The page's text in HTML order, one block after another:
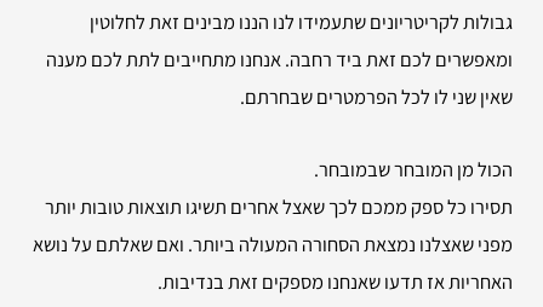
גבולות לקריטריונים שתעמידו לנו הננו מבינים זאת לחלוטין
ומאפשרים לכם זאת ביד רחבה. אנחנו מתחייבים לתת לכם מענה
שאין שני לו לכל הפרמטרים שבחרתם.
הכול מן המובחר שבמובחר.
תסירו כל ספק ממכם לכך שאצל אחרים תשיגו תוצאות טובות יותר
מפני שאצלנו נמצאת הסחורה המעולה ביותר. ואם שאלתם על נושא
האחריות אז תדעו שאנחנו מספקים זאת בנדיבות.